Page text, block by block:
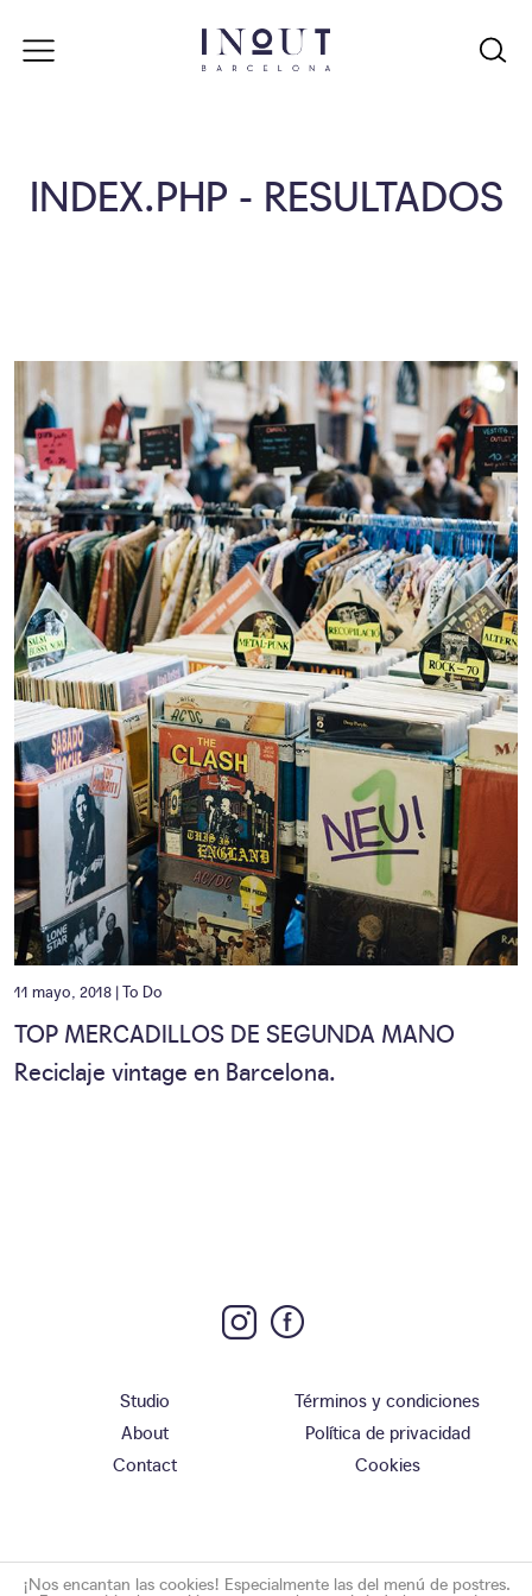
INDEX.PHP - RESULTADOS
11 mayo, 2018 |To Do
TOP MERCADILLOS DE SEGUNDA MANO
Reciclaje vintage en Barcelona.
Studio
About
Contact
Términos y condiciones
Política de privacidad
Cookies
¡Nos encantan las cookies! Especialmente las del menú de postres.